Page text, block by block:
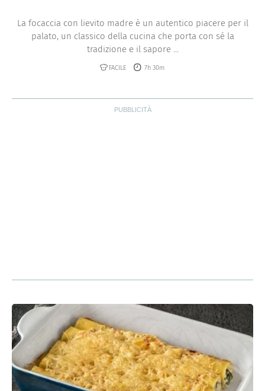
La focaccia con lievito madre è un autentico piacere per il
palato, un classico della cucina che porta con sé la
tradizione e il sapore ...
FACILE 7h 30m